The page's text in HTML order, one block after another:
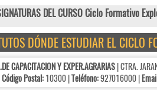
DEL CURSO Ciclo Formativo
DÓNDE ESTUDIAR EL CICLO
CAPACITACION Y EXPER.AGRARIAS| CTRA.
Código Postal:10300 |Teléfono:927016000 |